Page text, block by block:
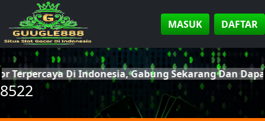
MASUK DAFTAR
Di Indonesia, Gabung Sekarang Dan
8522